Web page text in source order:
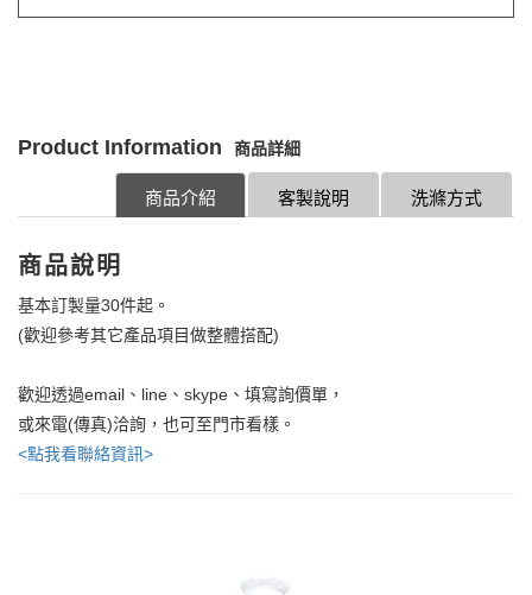
Product Information 商品詳細
洗滌方式
客製說明
商品介紹
商品說明
基本訂製量30件起。
(歡迎參考其它產品項目做整體搭配)
歡迎透過email、line、skype、填寫詢價單，
或來電(傳真)洽詢，也可至門市看樣。
<點我看聯絡資訊>